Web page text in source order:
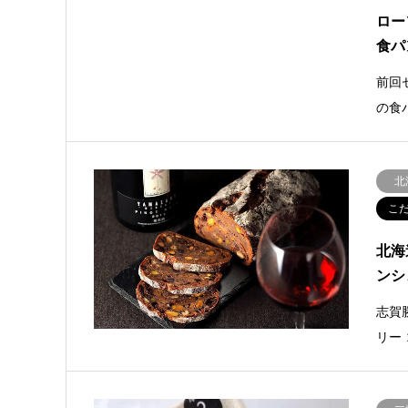
ロ
食
前回
の食
北
こ
北
ン
志賀
リー